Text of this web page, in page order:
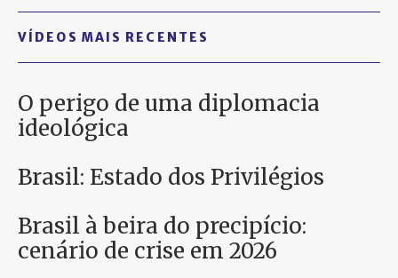
VÍDEOS MAIS RECENTES
O perigo de uma diplomacia
ideológica
Brasil: Estado dos Privilégios
Brasil à beira do precipício:
cenário de crise em 2026